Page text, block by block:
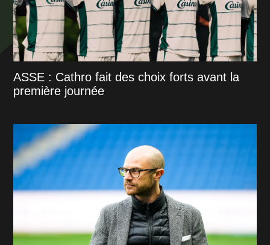
ASSE : Cathro fait des choix forts avant la
première journée